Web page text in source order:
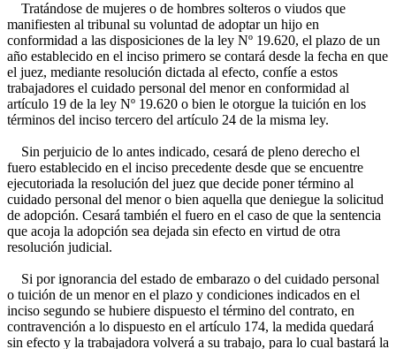
Tratándose de mujeres o de hombres solteros o viudos que
manifiesten al tribunal su voluntad de adoptar un hijo en
conformidad a las disposiciones de la ley Nº 19.620, el plazo de un
año establecido en el inciso primero se contará desde la fecha en que
el juez, mediante resolución dictada al efecto, confíe a estos
trabajadores el cuidado personal del menor en conformidad al
artículo 19 de la ley Nº 19.620 o bien le otorgue la tuición en los
términos del inciso tercero del artículo 24 de la misma ley.
Sin perjuicio de lo antes indicado, cesará de pleno derecho el
fuero establecido en el inciso precedente desde que se encuentre
ejecutoriada la resolución del juez que decide poner término al
cuidado personal del menor o bien aquella que deniegue la solicitud
de adopción. Cesará también el fuero en el caso de que la sentencia
que acoja la adopción sea dejada sin efecto en virtud de otra
resolución judicial.
Si por ignorancia del estado de embarazo o del cuidado personal
o tuición de un menor en el plazo y condiciones indicados en el
inciso segundo se hubiere dispuesto el término del contrato, en
contravención a lo dispuesto en el artículo 174, la medida quedará
sin efecto y la trabajadora volverá a su trabajo, para lo cual bastará la